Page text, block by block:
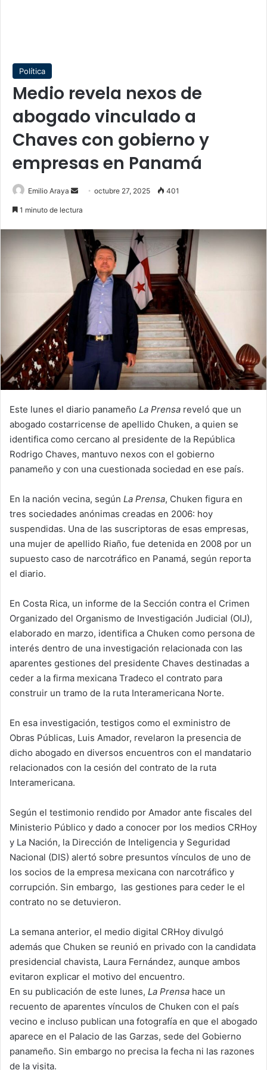
Política
Medio revela nexos de
abogado vinculado a
Chaves con gobierno y
empresas en Panamá
Emilio Araya
Sendoctubre 27, 2025 401
1 minuto de lectura
Este lunes el diario panameño La Prensa reveló que un
abogado costarricense de apellido Chuken, a quien se
identifica como cercano al presidente de la República
Rodrigo Chaves, mantuvo nexos con el gobierno
panameño y con una cuestionada sociedad en ese país.
En la nación vecina, según La Prensa, Chuken figura en
tres sociedades anónimas creadas en 2006: hoy
suspendidas. Una de las suscriptoras de esas empresas,
una mujer de apellido Riaño, fue detenida en 2008 por un
supuesto caso de narcotráfico en Panamá, según reporta
el diario.
En Costa Rica, un informe de la Sección contra el Crimen
Organizado del Organismo de Investigación Judicial (OIJ),
elaborado en marzo, identifica a Chuken como persona de
interés dentro de una investigación relacionada con las
aparentes gestiones del presidente Chaves destinadas a
ceder a la firma mexicana Tradeco el contrato para
construir un tramo de la ruta Interamericana Norte.
En esa investigación, testigos como el exministro de
Obras Públicas, Luis Amador, revelaron la presencia de
dicho abogado en diversos encuentros con el mandatario
relacionados con la cesión del contrato de la ruta
Interamericana.
Según el testimonio rendido por Amador ante fiscales del
Ministerio Público y dado a conocer por los medios CRHoy
y La Nación, la Dirección de Inteligencia y Seguridad
Nacional (DIS) alertó sobre presuntos vínculos de uno de
los socios de la empresa mexicana con narcotráfico y
corrupción. Sin embargo, las gestiones para ceder le el
contrato no se detuvieron.
La semana anterior, el medio digital CRHoy divulgó
además que Chuken se reunió en privado con la candidata
presidencial chavista, Laura Fernández, aunque ambos
evitaron explicar el motivo del encuentro.
En su publicación de este lunes, La Prensa hace un
recuento de aparentes vínculos de Chuken con el país
vecino e incluso publican una fotografía en que el abogado
aparece en el Palacio de las Garzas, sede del Gobierno
panameño. Sin embargo no precisa la fecha ni las razones
de la visita.